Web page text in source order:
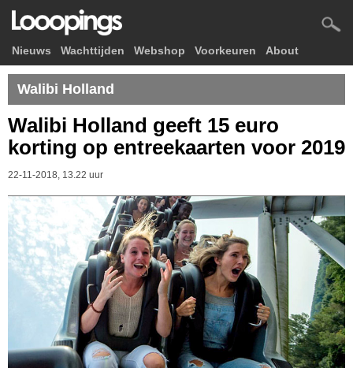
Nieuws Wachttijden Webshop Voorkeuren About
Walibi Holland
Walibi Holland geeft 15 euro
korting op entreekaarten voor 2019
22-11-2018, 13.22 uur